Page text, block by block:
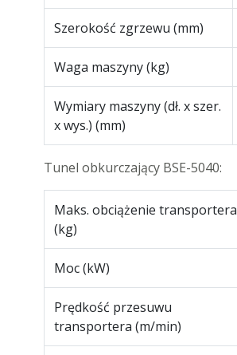
Szerokość zgrzewu (mm)
Waga maszyny (kg)
Wymiary maszyny (dł. x szer.
x wys.) (mm)
Tunel obkurczający BSE-5040:
Maks. obciążenie transportera
(kg)
Moc (kW)
Prędkość przesuwu
transportera (m/min)